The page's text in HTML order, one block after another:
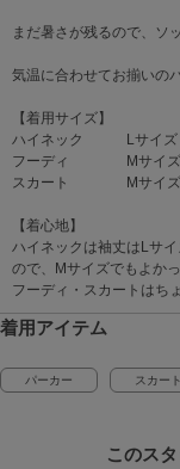
まだ暑さが残るので、ソ
気温に合わせてお揃いの
【着用サイズ】
ハイネック Lサイズ
フーディ Mサイズ
スカート Mサイズ
【着心地】
ハイネックは袖丈はLサ
ので、Mサイズでもよかっ
フーディ・スカートはち
着用アイテム
パーカー スカート
このス